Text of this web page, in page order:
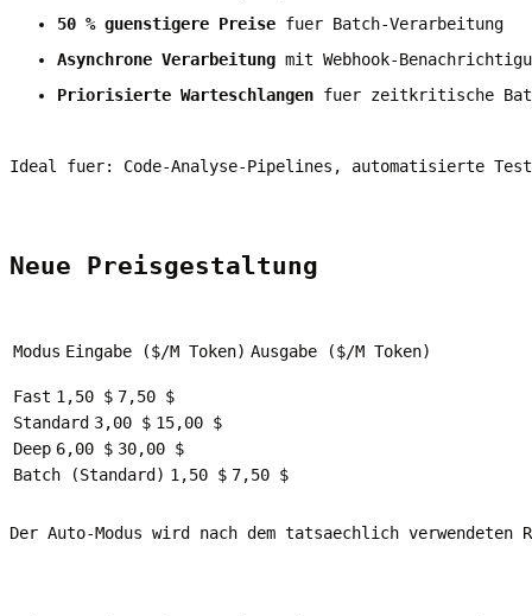
50 % guenstigere Preise fuer Batch-Verarbeitung
Asynchrone Verarbeitung mit Webhook-
Priorisierte Warteschlangen fuer zeitkritische
Ideal fuer: Code-Analyse-Pipelines, automatisierte
Neue Preisgestaltung
Modus Eingabe ($/M Token) Ausgabe ($/M Token)
Fast 1,50 $ 7,50 $
Standard 3,00 $ 15,00 $
Deep 6,00 $ 30,00 $
Batch (Standard) 1,50 $ 7,50 $
Der Auto-Modus wird nach dem tatsaechlich verwendeten